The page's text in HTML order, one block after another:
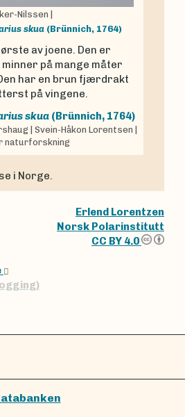
Nilssen |
skua (Brünnich, 1764)
av joene. Den er
på mange måter
har en brun fjærdrakt
på vingene.
skua (Brünnich, 1764)
Svein-Håkon Lorentsen
naturforskning
Erlend Lorentzen
Norsk Polarinstitutt
CC BY 4.0